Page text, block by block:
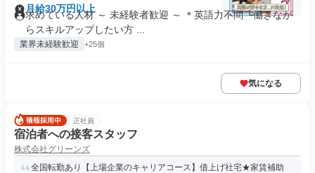
月給30万円以上
求めている人材 ～ 未経験者歓迎 ～ ＊英語力不問 └働きなが
らスキルアップしたい方 ...
業界未経験歓迎 +25個
気になる
正社員
宿泊者への接客スタッフ
株式会社グリーンズ
全国転勤あり【上場企業のキャリアコース】借上げ社宅★家賃補助